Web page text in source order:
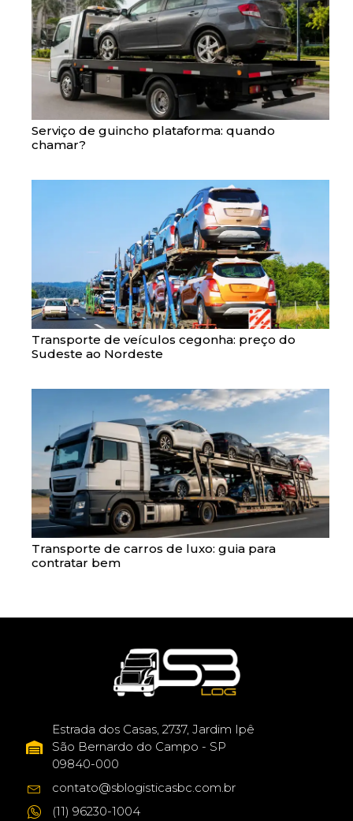
Serviço de guincho plataforma: quando
chamar?
Transporte de veículos cegonha: preço do
Sudeste ao Nordeste
Transporte de carros de luxo: guia para
contratar bem
Estrada dos Casas, 2737, Jardim Ipê
São Bernardo do Campo - SP
09840-000
contato@sblogisticasbc.com.br
(11) 96230-1004